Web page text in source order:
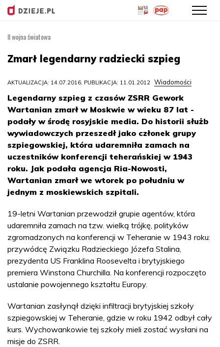
treści
II wojna światowa
Zmarł legendarny radziecki szpieg
AKTUALIZACJA: 14.07.2016, PUBLIKACJA: 11.01.2012 Wiadomości
Legendarny szpieg z czasów ZSRR Gework
Wartanian zmarł w Moskwie w wieku 87 lat -
podały w środę rosyjskie media. Do historii służb
wywiadowczych przeszedł jako członek grupy
szpiegowskiej, która udaremniła zamach na
uczestników konferencji teherańskiej w 1943
roku. Jak podała agencja Ria-Nowosti,
Wartanian zmarł we wtorek po południu w
jednym z moskiewskich szpitali.
19-letni Wartanian przewodził grupie agentów, która
udaremniła zamach na tzw. wielką trójkę, polityków
zgromadzonych na konferencji w Teheranie w 1943 roku:
przywódcę Związku Radzieckiego Józefa Stalina,
prezydenta US Franklina Roosevelta i brytyjskiego
premiera Winstona Churchilla. Na konferencji rozpoczęto
ustalanie powojennego kształtu Europy.
Wartanian zasłynął dzięki infiltracji brytyjskiej szkoły
szpiegowskiej w Teheranie, gdzie w roku 1942 odbył cały
kurs. Wychowankowie tej szkoły mieli zostać wysłani na
misje do ZSRR.